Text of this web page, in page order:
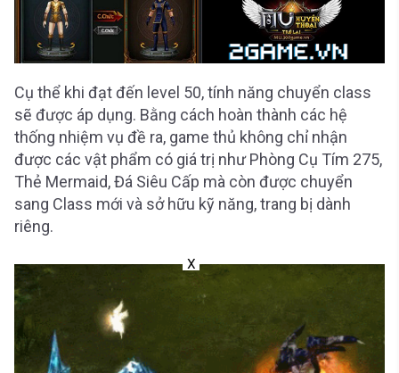
Cụ thể khi đạt đến level 50, tính năng chuyển class
sẽ được áp dụng. Bằng cách hoàn thành các hệ
thống nhiệm vụ đề ra, game thủ không chỉ nhận
được các vật phẩm có giá trị như Phòng Cụ Tím 275,
Thẻ Mermaid, Đá Siêu Cấp mà còn được chuyển
sang Class mới và sở hữu kỹ năng, trang bị dành
riêng.
X